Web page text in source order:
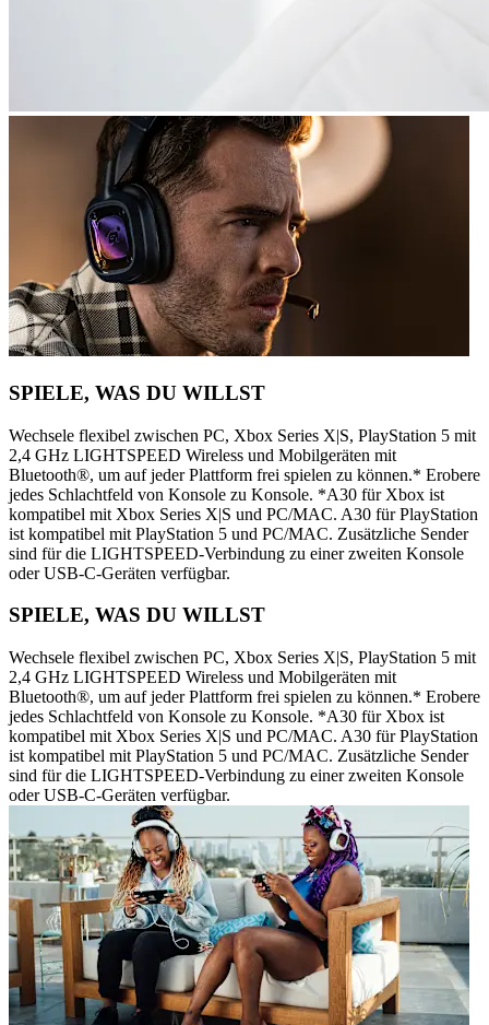
SPIELE, WAS DU WILLST
Wechsele flexibel zwischen PC, Xbox Series X|S, PlayStation 5 mit
2,4 GHz LIGHTSPEED Wireless und Mobilgeräten mit
Bluetooth®, um auf jeder Plattform frei spielen zu können.* Erobere
jedes Schlachtfeld von Konsole zu Konsole. *A30 für Xbox ist
kompatibel mit Xbox Series X|S und PC/MAC. A30 für PlayStation
ist kompatibel mit PlayStation 5 und PC/MAC. Zusätzliche Sender
sind für die LIGHTSPEED-Verbindung zu einer zweiten Konsole
oder USB-C-Geräten verfügbar.
SPIELE, WAS DU WILLST
Wechsele flexibel zwischen PC, Xbox Series X|S, PlayStation 5 mit
2,4 GHz LIGHTSPEED Wireless und Mobilgeräten mit
Bluetooth®, um auf jeder Plattform frei spielen zu können.* Erobere
jedes Schlachtfeld von Konsole zu Konsole. *A30 für Xbox ist
kompatibel mit Xbox Series X|S und PC/MAC. A30 für PlayStation
ist kompatibel mit PlayStation 5 und PC/MAC. Zusätzliche Sender
sind für die LIGHTSPEED-Verbindung zu einer zweiten Konsole
oder USB-C-Geräten verfügbar.